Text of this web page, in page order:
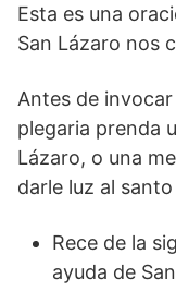
Esta es una
San Lázaro nos
Antes de
plegaria prenda
Lázaro, o una
darle luz al
Rece de la
ayuda de